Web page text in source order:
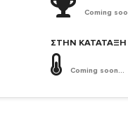
Coming
ΣΤΗΝ ΚΑΤΆΤΑΞΗ
Coming soon...